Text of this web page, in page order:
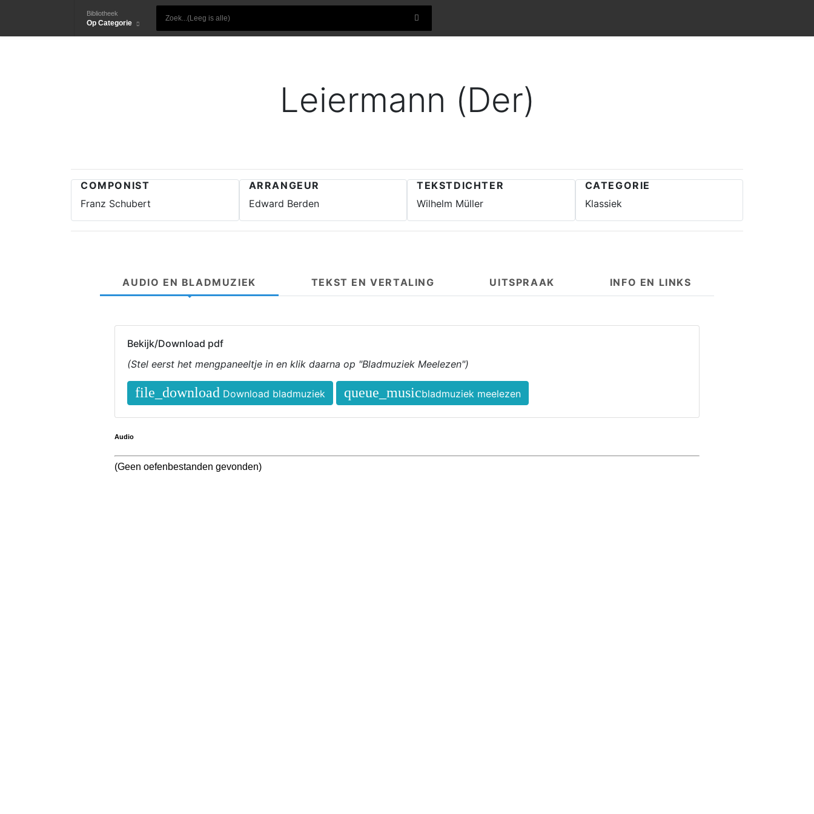
Bibliotheek
Op Categorie
Leiermann (Der)
COMPONIST
Franz Schubert
ARRANGEUR
Edward Berden
TEKSTDICHTER
Wilhelm Müller
CATEGORIE
Klassiek
AUDIO EN BLADMUZIEK TEKST EN VERTALING UITSPRAAK INFO EN LINKS
Bekijk/Download pdf
(Stel eerst het mengpaneeltje in en klik daarna op "Bladmuziek Meelezen")
file_download Download bladmuziek queue_musicbladmuziek meelezen